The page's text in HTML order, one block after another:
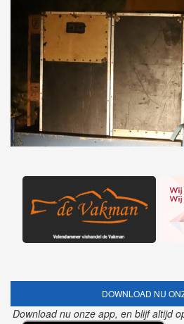
DOWNLOAD NU
Download nu onze app, en blijf altijd